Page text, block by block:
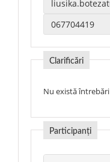
Clarificări
Nu există întrebări
Participanți